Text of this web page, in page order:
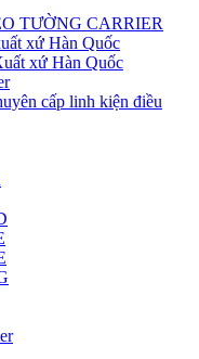
TƯỜNG CARRIER
xứ Hàn Quốc
xứ Hàn Quốc
cấp linh kiện điều